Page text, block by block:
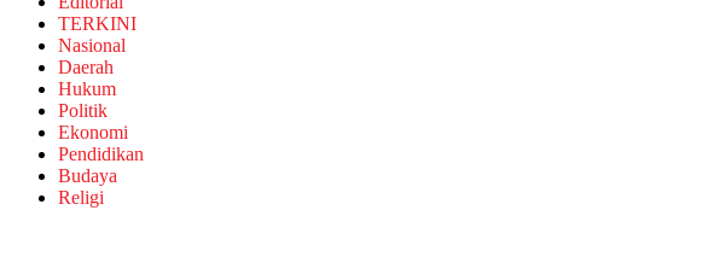
TERKINI
Nasional
Daerah
Hukum
Politik
Ekonomi
Pendidikan
Budaya
Religi